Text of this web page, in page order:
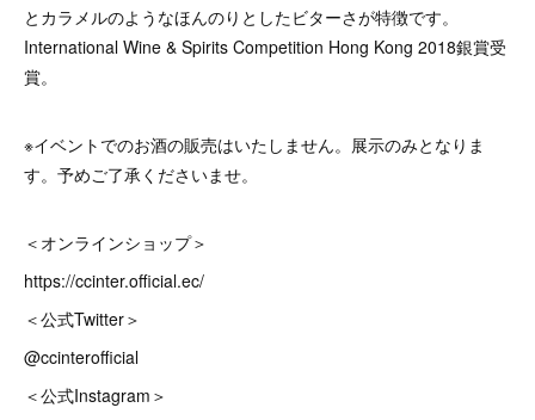
とカラメルのようなほんのりとしたビターさが特徴です。
International Wine & Spirits Competition Hong Kong 2018銀賞受
賞。
※イベントでのお酒の販売はいたしません。展示のみとなりま
す。予めご了承くださいませ。
＜オンラインショップ＞
https://ccinter.official.ec/
＜公式Twitter＞
@ccinterofficial
＜公式Instagram＞